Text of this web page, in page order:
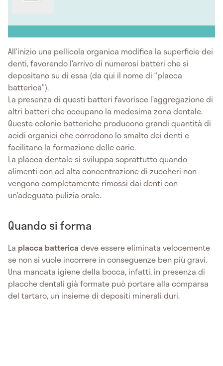
All’inizio una pellicola organica modifica la superficie dei
denti, favorendo l’arrivo di numerosi batteri che si
depositano su di essa (da qui il nome di “placca
batterica”).
La presenza di questi batteri favorisce l’aggregazione di
altri batteri che occupano la medesima zona dentale.
Queste colonie batteriche producono grandi quantità di
acidi organici che corrodono lo smalto dei denti e
facilitano la formazione delle carie.
La placca dentale si sviluppa soprattutto quando
alimenti con ad alta concentrazione di zuccheri non
vengono completamente rimossi dai denti con
un’adeguata pulizia orale.
Quando si forma
La placca batterica deve essere eliminata velocemente
se non si vuole incorrere in conseguenze ben più gravi.
Una mancata igiene della bocca, infatti, in presenza di
placche dentali già formate può portare alla comparsa
del tartaro, un insieme di depositi minerali duri.